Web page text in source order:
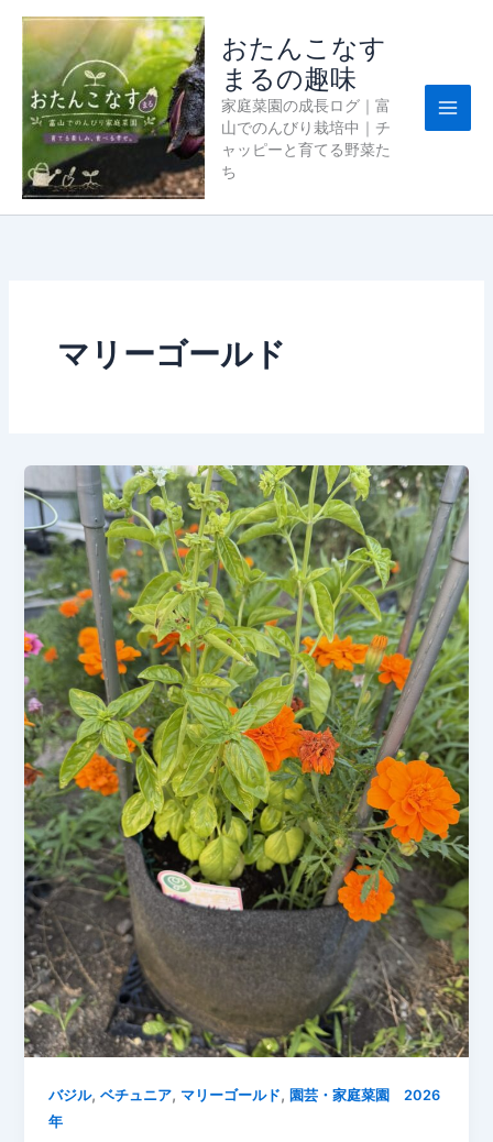
おたんこなす
まるの趣味
家庭菜園の成長ログ｜富
山でのんびり栽培中｜チ
ャッピーと育てる野菜た
ち
マリーゴールド
バジル,ベチュニア, マリーゴールド,園芸・家庭菜園 2026
年